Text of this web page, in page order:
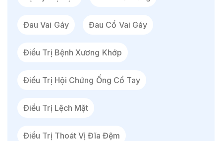
Đau Vai Gáy Đau Cổ Vai Gáy
Điều Trị Bệnh Xương Khớp
Điều Trị Hội Chứng Ống Cổ Tay
Điều Trị Lệch Mặt
Điều Trị Thoát Vị Đĩa Đệm